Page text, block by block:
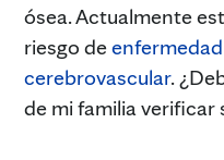
ósea. Actualmente
riesgo de
cerebrovascular.
de mi familia verificar